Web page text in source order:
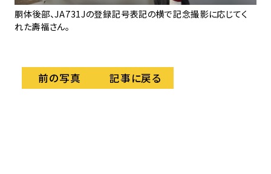
胴体後部、JA731Jの登録記号表記の横で記念撮影に応じてく
れた壽福さん。
前の写真 記事に戻る